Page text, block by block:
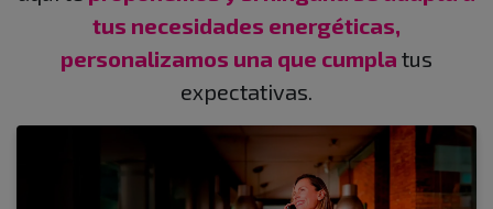
tus necesidades energéticas,
personalizamos una que cumpla tus
expectativas.